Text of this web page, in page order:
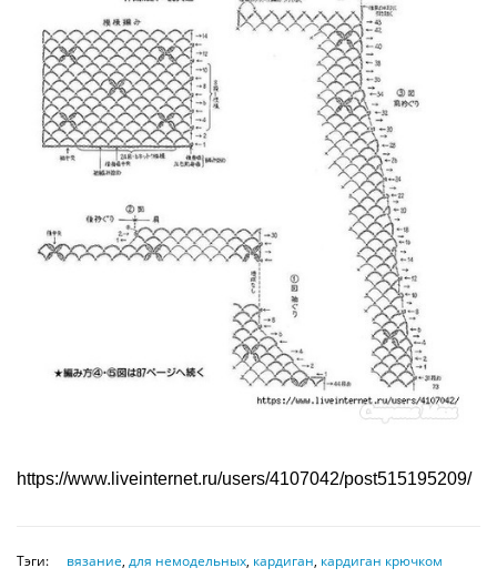
https://www.liveinternet.ru/users/4107042/post515195209/
Тэги: вязание, для немодельных, кардиган, кардиган крючком